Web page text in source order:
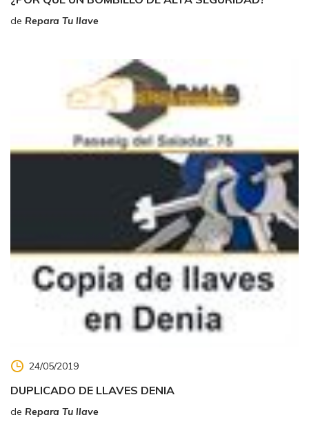
de Repara Tu llave
24/05/2019
DUPLICADO DE LLAVES DENIA
de Repara Tu llave